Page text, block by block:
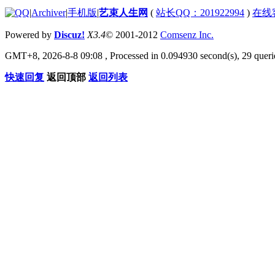
|Archiver|手机版|艺束人生网 ( 站长QQ：201922994 ) 在线
Powered by Discuz! X3.4© 2001-2012 Comsenz Inc.
GMT+8, 2026-8-8 09:08 , Processed in 0.094930 second(s), 29
快速回复 返回顶部 返回列表